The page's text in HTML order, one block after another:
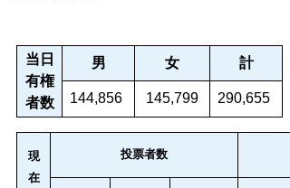
当日
有権
者数
男 女 計
144,856 145,799 290,655
現
在
投票者数